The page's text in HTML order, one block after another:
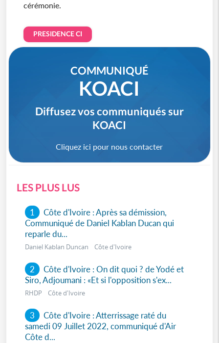
cérémonie.
PRESIDENCE CI
COMMUNIQUÉ
KOACI
Diffusez vos communiqués sur
KOACI
Cliquez ici pour nous contacter
LES PLUS LUS
1 Côte d'Ivoire : Après sa démission,
Communiqué de Daniel Kablan Ducan qui
reparle du...
Daniel Kablan Duncan Côte d'Ivoire
2 Côte d'Ivoire : On dit quoi ? de Yodé et
Siro, Adjoumani : «Et si l'opposition s'ex...
RHDP Côte d'Ivoire
3 Côte d'Ivoire : Atterrissage raté du
samedi 09 Juillet 2022, communiqué d'Air
Côte d...